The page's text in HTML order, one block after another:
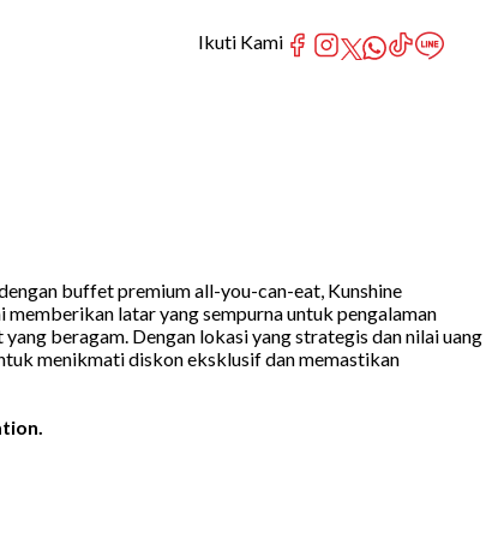
buffet premium all-you-can-eat, Kunshine
latar yang sempurna untuk pengalaman
beragam. Dengan lokasi yang strategis dan nilai uang
menikmati diskon eksklusif dan memastikan
Ikuti Kami